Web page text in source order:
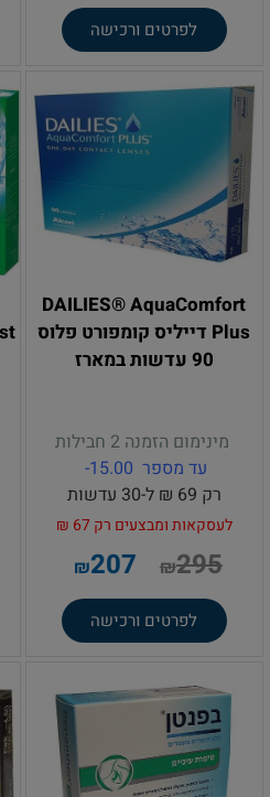
לפרטים ורכישה
DAILIES® AquaComfort
Plus דייליס קומפורט פלוס
90 עדשות במארז
מינימום הזמנה 2 חבילות
עד מספר 15.00-
רק 69 ₪ ל-30 עדשות
לעסקאות ומבצעים רק 67 ₪
₪295
₪207
לפרטים ורכישה